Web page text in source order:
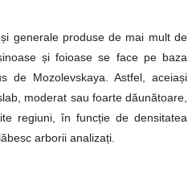
generale produse de mai mult de
și foioase se face pe baza
de Mozolevskaya. Astfel, aceiași
moderat sau foarte dăunătoare,
regiuni, în funcție de densitatea
arborii analizați.